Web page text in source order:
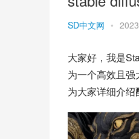
SD中文网 •
大家好，我是
为一个高效且
为大家详细介绍